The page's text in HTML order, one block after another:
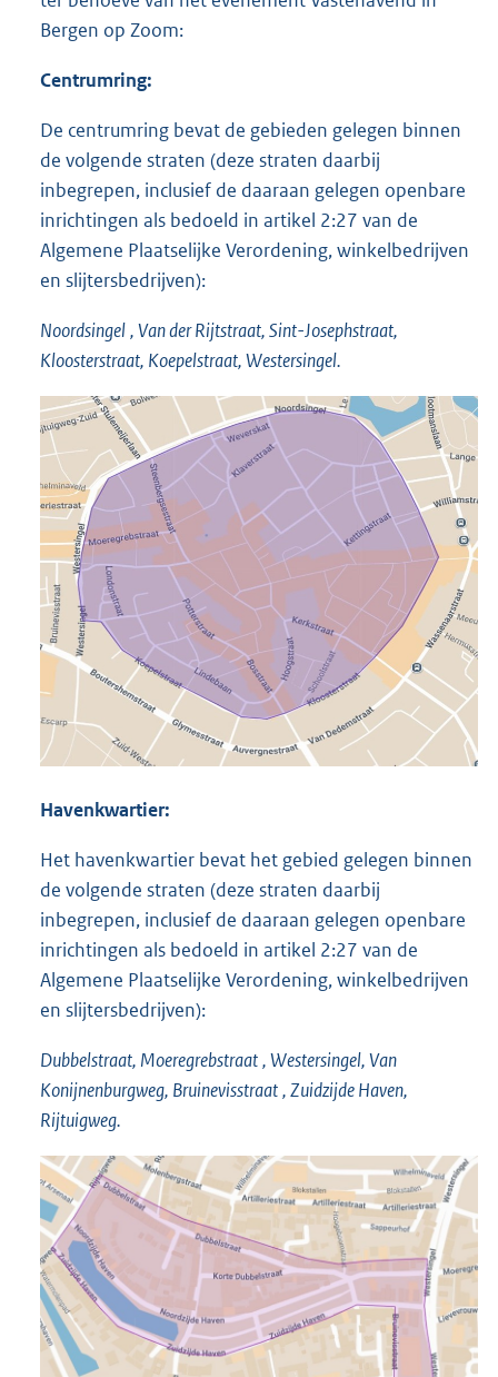
Bergen op Zoom:
Centrumring:
De centrumring bevat de gebieden gelegen binnen
de volgende straten (deze straten daarbij
inbegrepen, inclusief de daaraan gelegen openbare
inrichtingen als bedoeld in artikel 2:27 van de
Algemene Plaatselijke Verordening, winkelbedrijven
en slijtersbedrijven):
Noordsingel, Van der Rijtstraat, Sint-Josephstraat,
Kloosterstraat, Koepelstraat, Westersingel.
Havenkwartier:
Het havenkwartier bevat het gebied gelegen binnen
de volgende straten (deze straten daarbij
inbegrepen, inclusief de daaraan gelegen openbare
inrichtingen als bedoeld in artikel 2:27 van de
Algemene Plaatselijke Verordening, winkelbedrijven
en slijtersbedrijven):
Dubbelstraat, Moeregrebstraat, Westersingel, Van
Konijnenburgweg, Bruinevisstraat, Zuidzijde Haven,
Rijtuigweg.